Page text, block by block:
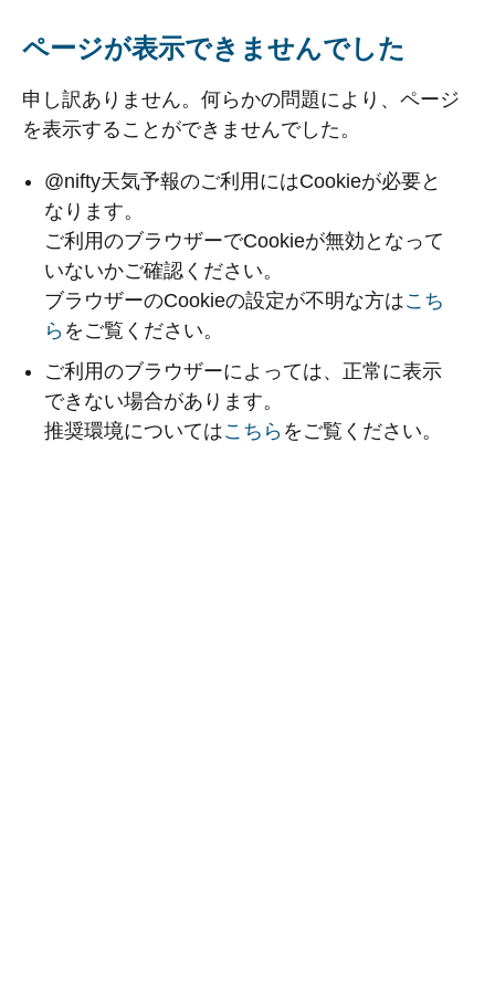
ページが表示できませんでした
申し訳ありません。何らかの問題により、ページ
を表示することができませんでした。
@nifty天気予報のご利用にはCookieが必要と
なります。
ご利用のブラウザーでCookieが無効となって
いないかご確認ください。
ブラウザーのCookieの設定が不明な方はこち
ら をご覧ください。
ご利用のブラウザーによっては、正常に表示
できない場合があります。
推奨環境についてはこちら をご覧ください。